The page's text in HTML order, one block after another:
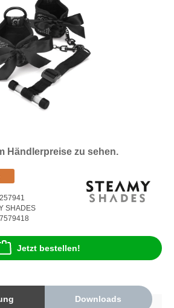
Händlerpreise zu sehen.
SHADES
Jetzt bestellen!
Downloads